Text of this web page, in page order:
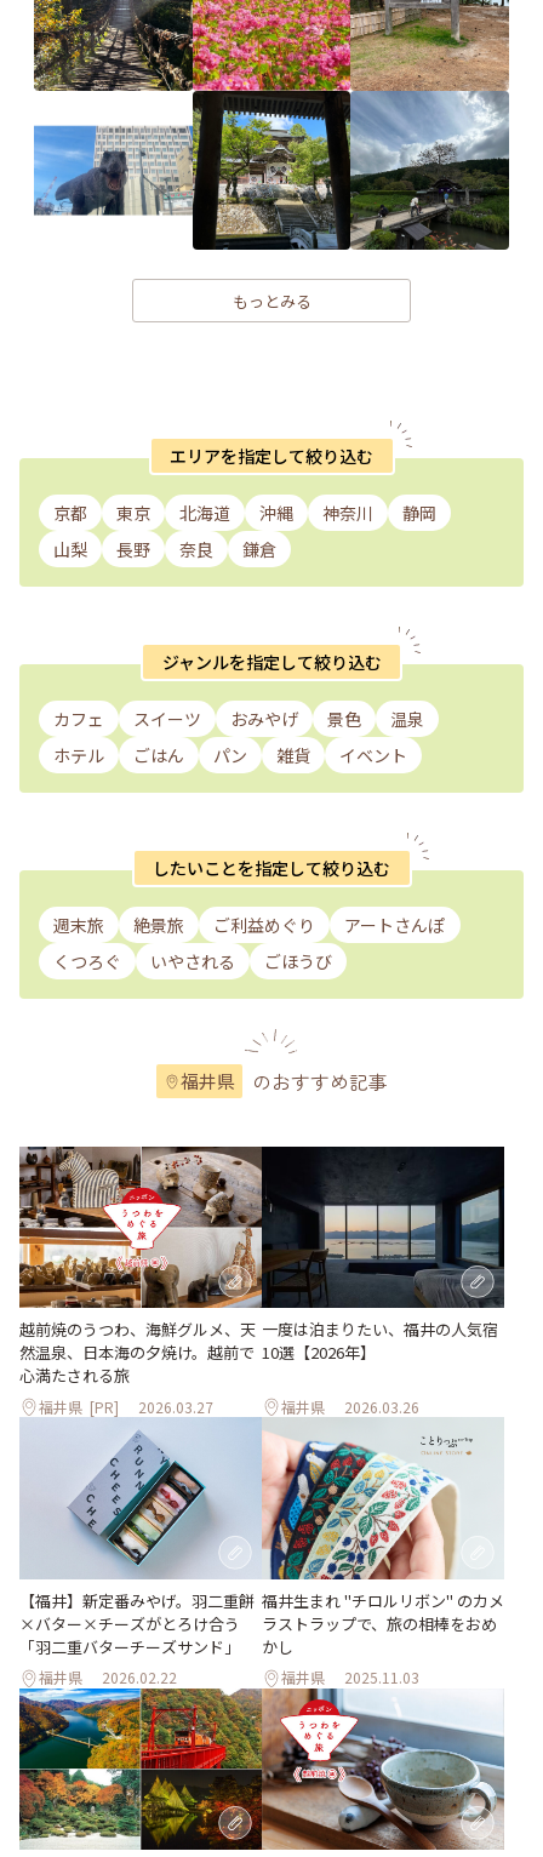
もっとみる
エリアを指定して絞り込む
京都 東京 北海道 沖縄 神奈川
静岡
山梨
長野 奈良 鎌倉
ジャンルを指定して絞り込む
カフェ スイーツ おみやげ 景色
温泉
ホテル
ごはん パン 雑貨 イベント
したいことを指定して絞り込む
週末旅 絶景旅 ご利益めぐり
アートさんぽ
くつろぐ
いやされる ごほうび
福井県 のおすすめ記事
越前焼のうつわ、海鮮グルメ、天
然温泉、日本海の夕焼け。越前で
心満たされる旅
福井県 [PR] 2026.03.27
一度は泊まりたい、福井の人気宿
10選【2026年】
福井県 2026.03.26
【福井】新定番みやげ。羽二重餅
×バター×チーズがとろけ合う
「羽二重バターチーズサンド」
福井県 2026.02.22
福井生まれ "チロルリボン" のカメ
ラストラップで、旅の相棒をおめ
かし
福井県 2025.11.03